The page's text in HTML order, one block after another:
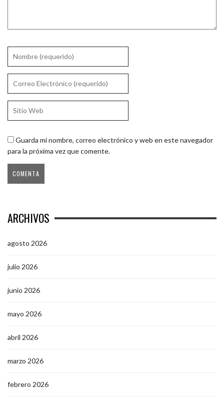
Guarda mi nombre, correo electrónico y web en este navegador
para la próxima vez que comente.
ARCHIVOS
agosto 2026
julio 2026
junio 2026
mayo 2026
abril 2026
marzo 2026
febrero 2026